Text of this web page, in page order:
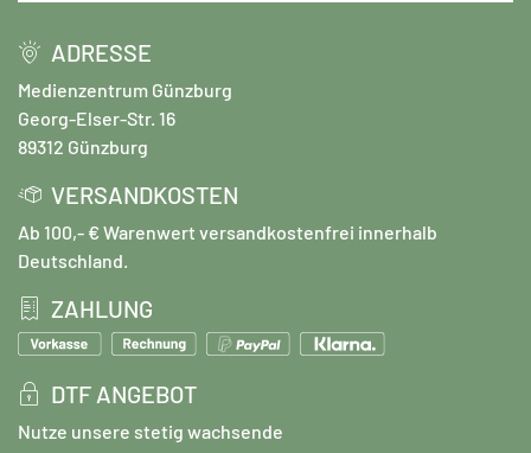
ADRESSE
Medienzentrum Günzburg
Georg-Elser-Str. 16
89312 Günzburg
VERSANDKOSTEN
Ab 100,- € Warenwert versandkostenfrei innerhalb
Deutschland.
ZAHLUNG
DTF ANGEBOT
Nutze unsere stetig wachsende